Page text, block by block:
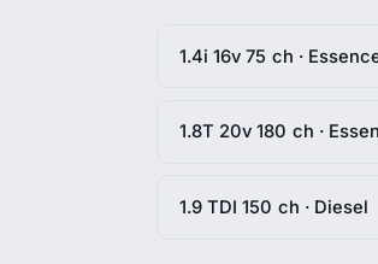
1.4i 16v 75 ch ·
1.8T 20v 180 ch ·
1.9 TDI 150 ch · Diesel